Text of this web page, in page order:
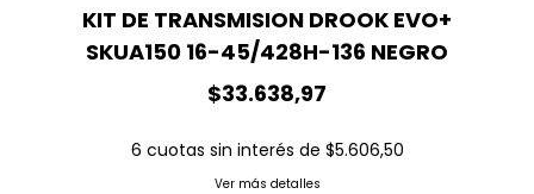
KIT DE TRANSMISION DROOK EVO+
SKUA150 16-45/428H-136 NEGRO
$33.638,97
6 cuotas sin interés de $5.606,50
Ver más detalles